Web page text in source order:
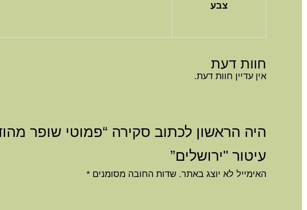
צבע
חוות דעת
אין עדיין חוות דעת.
היה הראשון לכתוב סקירה “פמוטי שופר
עיטור "ירושלים”
האימייל לא יוצג באתר. שדות החובה מסומנים *